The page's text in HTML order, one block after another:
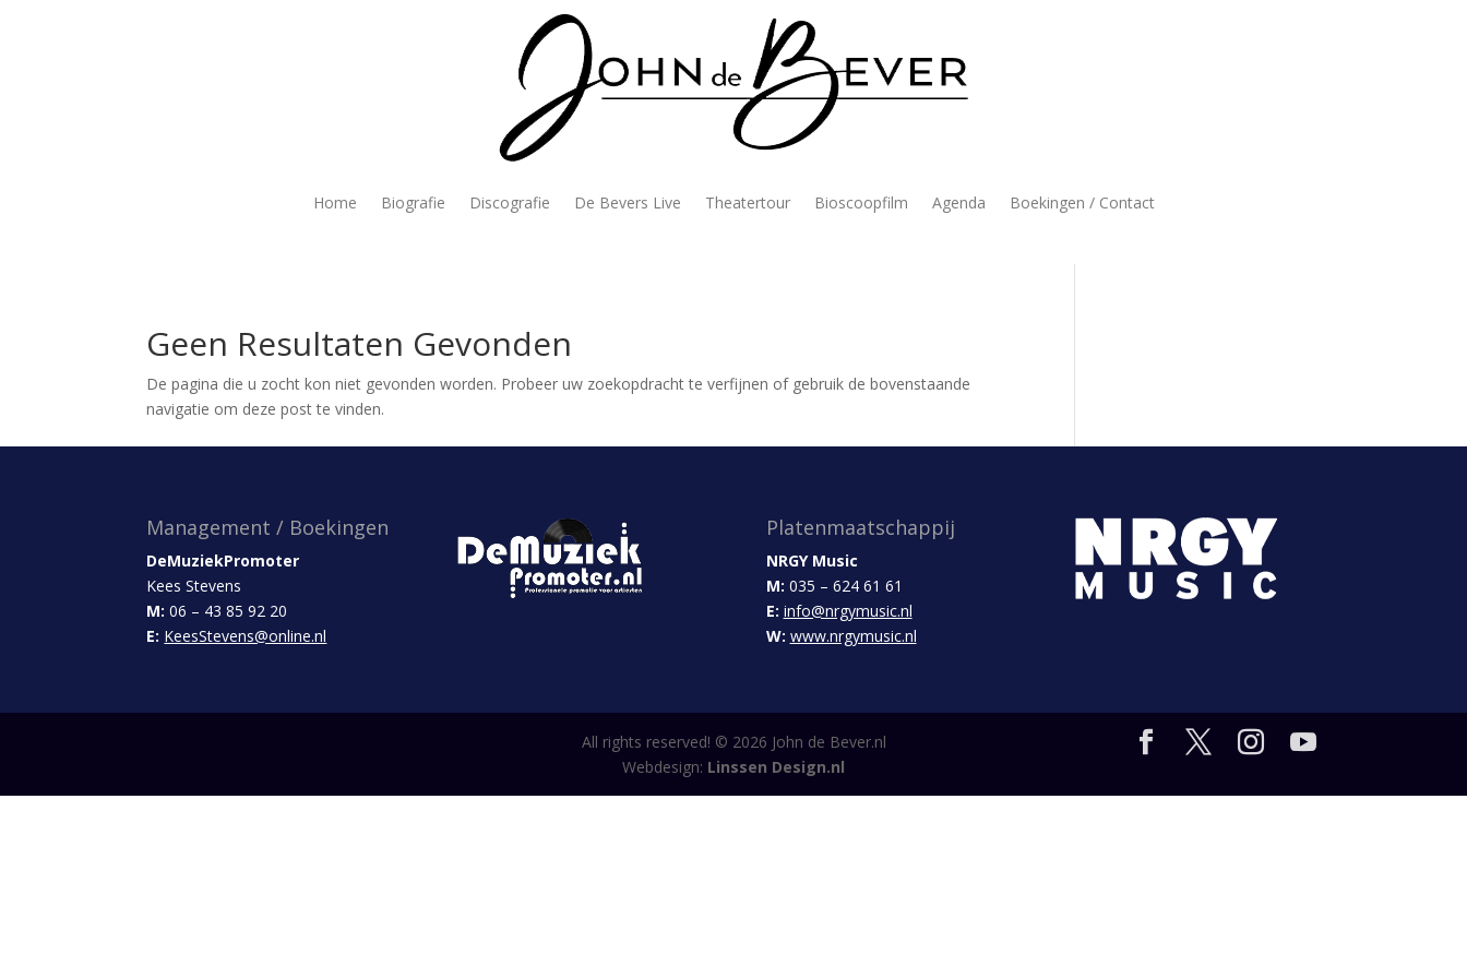
Home Biografie Discografie De Bevers Live Theatertour Bioscoopfilm Agenda Boekingen / Contact
Geen Resultaten Gevonden
De pagina die u zocht kon niet gevonden worden. Probeer uw zoekopdracht te verfijnen of gebruik de bovenstaande
navigatie om deze post te vinden.
Management / Boekingen
DeMuziekPromoter
Kees Stevens
M: 06 – 43 85 92 20
E: KeesStevens@online.nl
Platenmaatschappij
NRGY Music
M: 035 – 624 61 61
E: info@nrgymusic.nl
W: www.nrgymusic.nl
All rights reserved! © 2026 John de Bever.nl
Webdesign: Linssen Design.nl